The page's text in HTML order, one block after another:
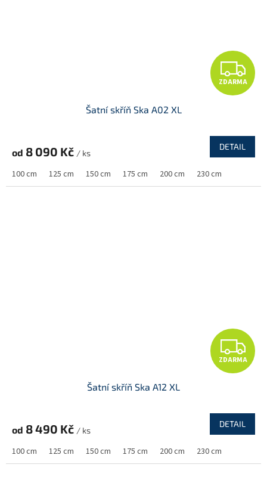
Z
D
R
A
ZDARMA
Šatní skříň Ska A02 XL
od 8 090 Kč / ks
DETAIL
100 cm 125 cm 150 cm 175 cm 200 cm 230 cm
Z
D
R
A
ZDARMA
Šatní skříň Ska A12 XL
od 8 490 Kč / ks
DETAIL
100 cm 125 cm 150 cm 175 cm 200 cm 230 cm